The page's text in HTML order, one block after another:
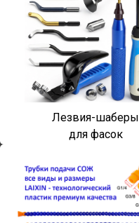
Лезвия-шаберы
для фасок